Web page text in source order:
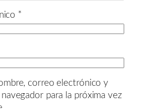
*
correo electrónico y
para la próxima vez